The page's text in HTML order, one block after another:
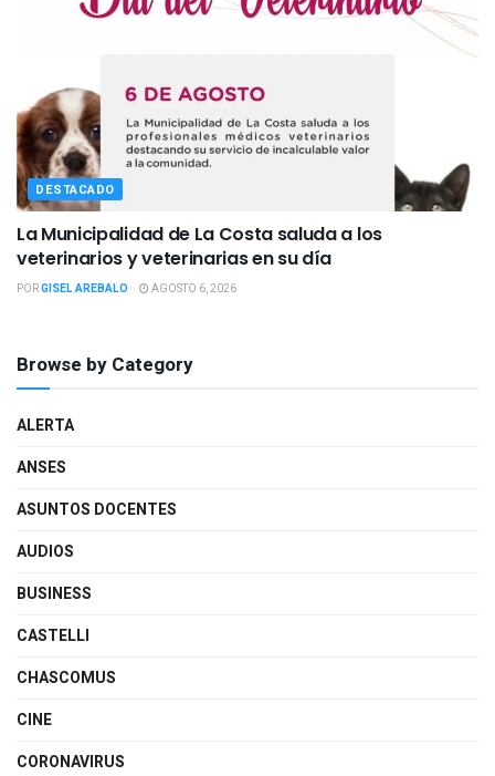
DESTACADO
La Municipalidad de La Costa saluda a los
veterinarios y veterinarias en su día
PORGISEL AREBALO AGOSTO 6, 2026
Browse by Category
ALERTA
ANSES
ASUNTOS DOCENTES
AUDIOS
BUSINESS
CASTELLI
CHASCOMUS
CINE
CORONAVIRUS